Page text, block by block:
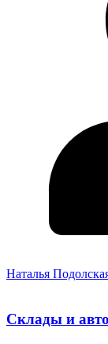
Наталья
Склады и